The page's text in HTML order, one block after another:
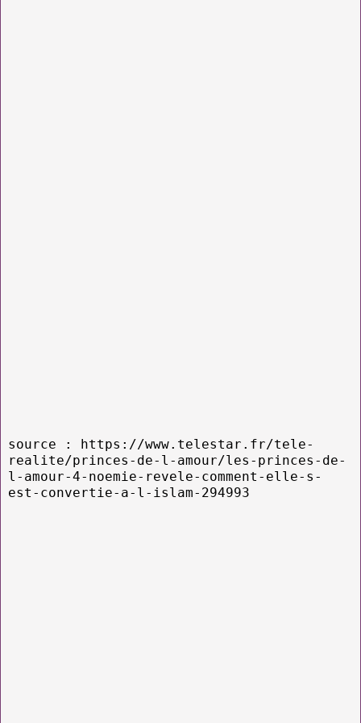
source : https://www.telestar.fr/tele-
realite/princes-de-l-amour/les-princes-de-
l-amour-4-noemie-revele-comment-elle-s-
est-convertie-a-l-islam-294993